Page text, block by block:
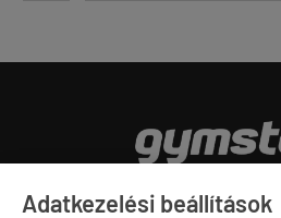
Adatkezelési beállítások
Minden, ami az